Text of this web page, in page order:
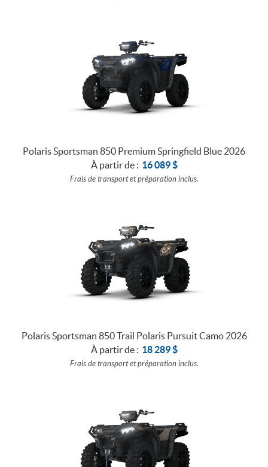
Polaris Sportsman 850 Premium Springfield Blue 2026
À partir de : 16 089$
Frais de transport et préparation inclus.
Polaris Sportsman 850 Trail Polaris Pursuit Camo 2026
À partir de : 18 289$
Frais de transport et préparation inclus.